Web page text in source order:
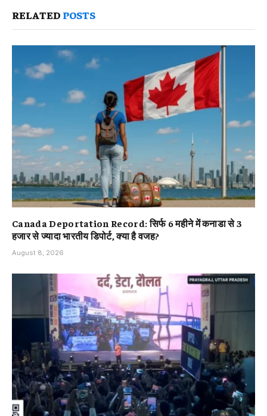
RELATED POSTS
Canada Deportation Record: सिर्फ 6 महीने में कनाडा से 3
हजार से ज्यादा भारतीय डिपोर्ट, क्या है वजह?
August 8, 2026